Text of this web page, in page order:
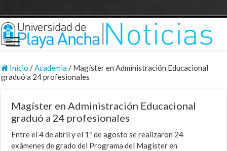
Inicio /Academia/ Magíster en Administración Educacional
graduó a 24 profesionales
Magíster en Administración Educacional
graduó a 24 profesionales
Entre el 4 de abril y el 1º de agosto se realizaron 24
exámenes de grado del Programa del Magíster en